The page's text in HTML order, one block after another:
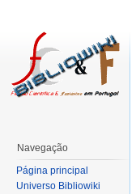
Navegação
Página principal
Universo Bibliowiki